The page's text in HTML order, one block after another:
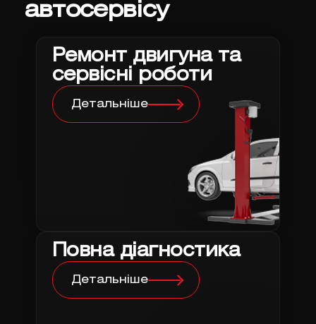
автосервісу
Ремонт двигуна та
сервісні роботи
Детальніше
Повна діагностика
Детальніше